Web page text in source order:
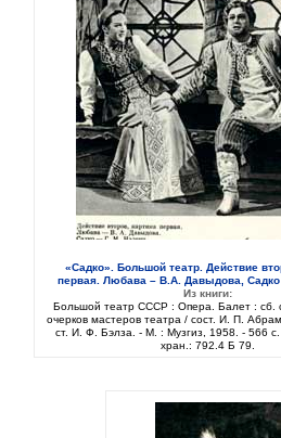
«Садко». Большой театр. Действие
первая. Любава – В.А. Давыдова,
Из книги:
Большой театр СССР : Опера. Балет : сб.
очерков мастеров театра / сост. И. П.
ст. И. Ф. Бэлза. - М. : Музгиз, 1958. - 566
хран.: 792.4 Б 79.